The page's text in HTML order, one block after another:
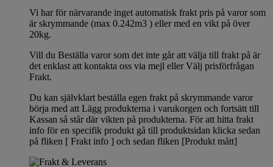
Vi har för närvarande inget automatisk frakt pris på varor som
är skrymmande (max 0.242m3 ) eller med en vikt på över
20kg.
Vill du Beställa varor som det inte går att välja till frakt på är
det enklast att kontakta oss via mejl eller Välj prisförfrågan
Frakt.
Du kan självklart beställa egen frakt på skrymmande varor
börja med att Lägg produkterna i varukorgen och fortsätt till
Kassan så står där vikten på produkterna. För att hitta frakt
info för en specifik produkt gå till produktsidan klicka sedan
på fliken [ Frakt info ] och sedan fliken [Produkt mått]